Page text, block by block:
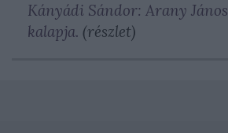
Kányádi Sándor: Arany János
kalapja. (részlet)